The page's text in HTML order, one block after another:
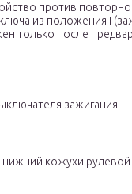
против
из положения I
только после
зажигания
кожухи